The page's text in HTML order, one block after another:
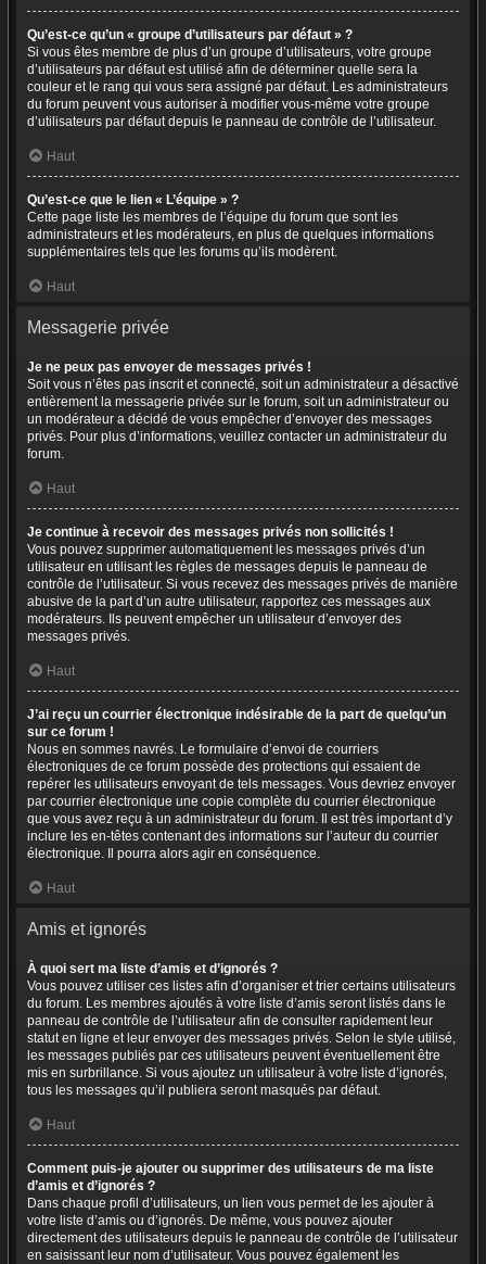
Qu’est-ce qu’un « groupe d’utilisateurs par défaut » ?
Si vous êtes membre de plus d’un groupe d’utilisateurs, votre groupe
d’utilisateurs par défaut est utilisé afin de déterminer quelle sera la
couleur et le rang qui vous sera assigné par défaut. Les administrateurs
du forum peuvent vous autoriser à modifier vous-même votre groupe
d’utilisateurs par défaut depuis le panneau de contrôle de l’utilisateur.
Haut
Qu’est-ce que le lien « L’équipe » ?
Cette page liste les membres de l’équipe du forum que sont les
administrateurs et les modérateurs, en plus de quelques informations
supplémentaires tels que les forums qu’ils modèrent.
Haut
Messagerie privée
Je ne peux pas envoyer de messages privés !
Soit vous n’êtes pas inscrit et connecté, soit un administrateur a désactivé
entièrement la messagerie privée sur le forum, soit un administrateur ou
un modérateur a décidé de vous empêcher d’envoyer des messages
privés. Pour plus d’informations, veuillez contacter un administrateur du
forum.
Haut
Je continue à recevoir des messages privés non sollicités !
Vous pouvez supprimer automatiquement les messages privés d’un
utilisateur en utilisant les règles de messages depuis le panneau de
contrôle de l’utilisateur. Si vous recevez des messages privés de manière
abusive de la part d’un autre utilisateur, rapportez ces messages aux
modérateurs. Ils peuvent empêcher un utilisateur d’envoyer des
messages privés.
Haut
J’ai reçu un courrier électronique indésirable de la part de quelqu’un
sur ce forum !
Nous en sommes navrés. Le formulaire d’envoi de courriers
électroniques de ce forum possède des protections qui essaient de
repérer les utilisateurs envoyant de tels messages. Vous devriez envoyer
par courrier électronique une copie complète du courrier électronique
que vous avez reçu à un administrateur du forum. Il est très important d’y
inclure les en-têtes contenant des informations sur l’auteur du courrier
électronique. Il pourra alors agir en conséquence.
Haut
Amis et ignorés
À quoi sert ma liste d’amis et d’ignorés ?
Vous pouvez utiliser ces listes afin d’organiser et trier certains utilisateurs
du forum. Les membres ajoutés à votre liste d’amis seront listés dans le
panneau de contrôle de l’utilisateur afin de consulter rapidement leur
statut en ligne et leur envoyer des messages privés. Selon le style utilisé,
les messages publiés par ces utilisateurs peuvent éventuellement être
mis en surbrillance. Si vous ajoutez un utilisateur à votre liste d’ignorés,
tous les messages qu’il publiera seront masqués par défaut.
Haut
Comment puis-je ajouter ou supprimer des utilisateurs de ma liste
d’amis et d’ignorés ?
Dans chaque profil d’utilisateurs, un lien vous permet de les ajouter à
votre liste d’amis ou d’ignorés. De même, vous pouvez ajouter
directement des utilisateurs depuis le panneau de contrôle de l’utilisateur
en saisissant leur nom d’utilisateur. Vous pouvez également les